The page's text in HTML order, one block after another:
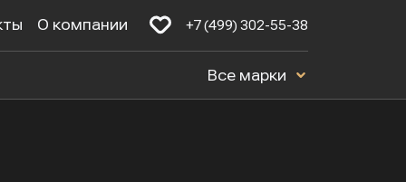
О компании +7 (499) 302-55-38
Все марки